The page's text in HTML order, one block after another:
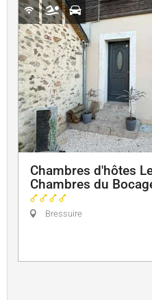
Chambres d'hôtes
Chambres du
Bressuire